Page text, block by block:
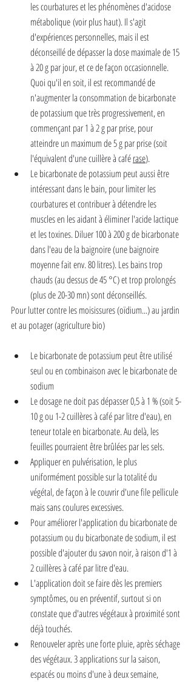
les courbatures et les phénomènes d'acidose
métabolique (voir plus haut). Il s'agit
d'expériences personnelles, mais il est
déconseillé de dépasser la dose maximale de 15
à 20 g par jour, et ce de façon occasionnelle.
Quoi qu'il en soit, il est recommandé de
n'augmenter la consommation de bicarbonate
de potassium que très progressivement, en
commençant par 1 à 2 g par prise, pour
atteindre un maximum de 5 g par prise (soit
l'équivalent d'une cuillère à café rase).
Le bicarbonate de potassium peut aussi être
intéressant dans le bain, pour limiter les
courbatures et contribuer à détendre les
muscles en les aidant à éliminer l'acide lactique
et les toxines. Diluer 100 à 200 g de bicarbonate
dans l'eau de la baignoire (une baignoire
moyenne fait env. 80 litres). Les bains trop
chauds (au dessus de 45 °C) et trop prolongés
(plus de 20-30 mn) sont déconseillés.
Pour lutter contre les moisissures (oïdium...) au jardin
et au potager (agriculture bio)
Le bicarbonate de potassium peut être utilisé
seul ou en combinaison avec le bicarbonate de
sodium
Le dosage ne doit pas dépasser 0,5 à 1 % (soit 5-
10 g ou 1-2 cuillères à café par litre d'eau), en
teneur totale en bicarbonate. Au delà, les
feuilles pourraient être brûlées par les sels.
Appliquer en pulvérisation, le plus
uniformément possible sur la totalité du
végétal, de façon à le couvrir d'une file pellicule
mais sans coulures excessives.
Pour améliorer l'application du bicarbonate de
potassium ou du bicarbonate de sodium, il est
possible d'ajouter du savon noir, à raison d'1 à
2 cuillères à café par litre d'eau.
L'application doit se faire dès les premiers
symptômes, ou en préventif, surtout si on
constate que d'autres végétaux à proximité sont
déjà touchés.
Renouveler après une forte pluie, après séchage
des végétaux. 3 applications sur la saison,
espacés ou moins d'une à deux semaine,